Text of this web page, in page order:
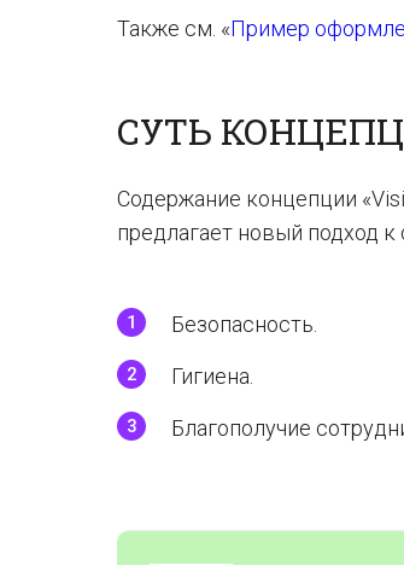
Также см. «Пример
СУТЬ
Содержание концепции
предлагает новый подход
Безопасность.
Гигиена.
Благополучие